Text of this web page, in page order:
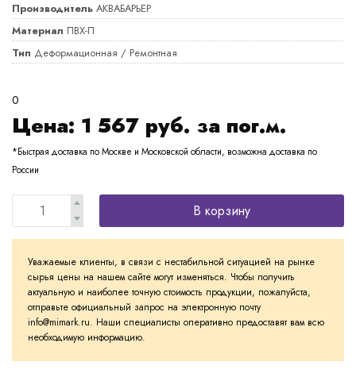
Производитель АКВАБАРЬЕР
Материал ПВХ-П
Тип Деформационная / Ремонтная
0
Цена: 1 567 руб. за пог.м.
*Быстрая доставка по Москве и Московской области, возможна доставка по
России
В корзину
Уважаемые клиенты, в связи с нестабильной ситуацией на рынке
сырья цены на нашем сайте могут изменяться. Чтобы получить
актуальную и наиболее точную стоимость продукции, пожалуйста,
отправьте официальный запрос на электронную почту
info@mimark.ru. Наши специалисты оперативно предоставят вам всю
необходимую информацию.